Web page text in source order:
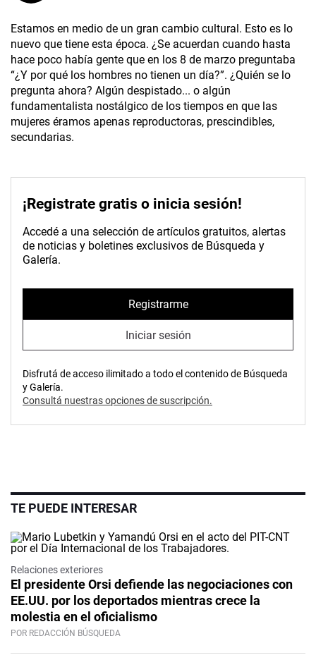
Estamos en medio de un gran cambio cultural. Esto es lo
nuevo que tiene esta época. ¿Se acuerdan cuando hasta
hace poco había gente que en los 8 de marzo preguntaba
“¿Y por qué los hombres no tienen un día?”. ¿Quién se lo
pregunta ahora? Algún despistado... o algún
fundamentalista nostálgico de los tiempos en que las
mujeres éramos apenas reproductoras, prescindibles,
secundarias.
¡Registrate gratis o inicia sesión!
Accedé a una selección de artículos gratuitos, alertas
de noticias y boletines exclusivos de Búsqueda y
Galería.
Registrarme
Iniciar sesión
Disfrutá de acceso ilimitado a todo el contenido de Búsqueda
y Galería.
Consultá nuestras opciones de suscripción.
TE PUEDE INTERESAR
Relaciones exteriores
El presidente Orsi defiende las negociaciones con
EE.UU. por los deportados mientras crece la
molestia en el oficialismo
POR REDACCIÓN BÚSQUEDA